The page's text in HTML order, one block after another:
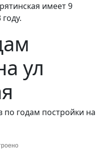
имеет 9
ул
по годам постройки на